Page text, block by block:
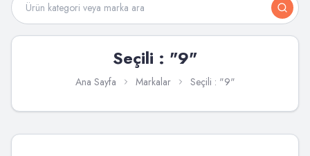
Seçili : "9"
Ana Sayfa Markalar Seçili : "9"